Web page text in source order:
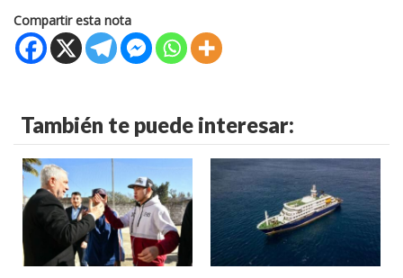
Compartir esta nota
También te puede interesar: